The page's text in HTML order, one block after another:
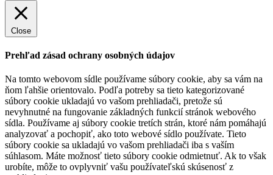
Close
Prehľad zásad ochrany osobných údajov
Na tomto webovom sídle používame súbory cookie, aby sa vám na
ňom ľahšie orientovalo. Podľa potreby sa tieto kategorizované
súbory cookie ukladajú vo vašom prehliadači, pretože sú
nevyhnutné na fungovanie základných funkcií stránok webového
sídla. Používame aj súbory cookie tretích strán, ktoré nám pomáhajú
analyzovať a pochopiť, ako toto webové sídlo používate. Tieto
súbory cookie sa ukladajú vo vašom prehliadači iba s vaším
súhlasom. Máte možnosť tieto súbory cookie odmietnuť. Ak to však
urobíte, môže to ovplyvniť vašu používateľskú skúsenosť z